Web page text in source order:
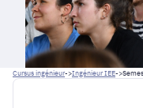
Cursus ingénieur->Ingénieur IEE->